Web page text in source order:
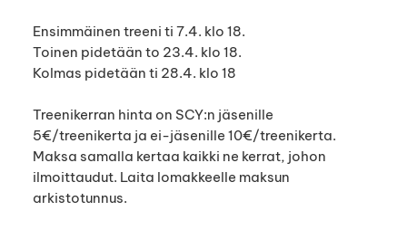
Ensimmäinen treeni ti 7.4. klo 18.
Toinen pidetään to 23.4. klo 18.
Kolmas pidetään ti 28.4. klo 18
Treenikerran hinta on SCY:n jäsenille
5€/treenikerta ja ei-jäsenille 10€/treenikerta.
Maksa samalla kertaa kaikki ne kerrat, johon
ilmoittaudut. Laita lomakkeelle maksun
arkistotunnus.